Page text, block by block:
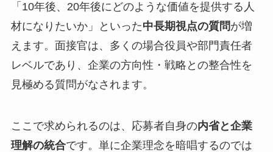
「10年後、20年後にどのような価値を提供する人
材になりたいか」といった中長期視点の質問が増
えます。面接官は、多くの場合役員や部門責任者
レベルであり、企業の方向性・戦略との整合性を
見極める質問がなされます。
ここで求められるのは、応募者自身の内省と企業
理解の統合です。単に企業理念を暗唱するのでは